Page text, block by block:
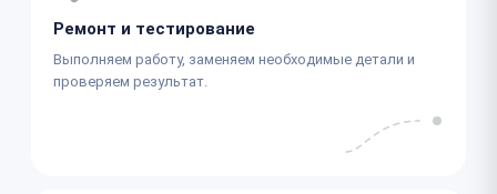
Ремонт и тестирование
Выполняем работу, заменяем необходимые детали и
проверяем результат.